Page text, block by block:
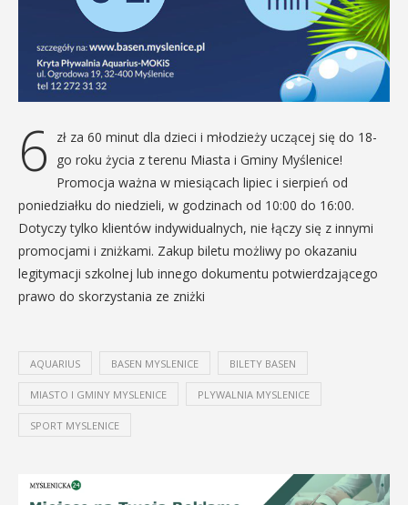
6
zł za 60 minut dla dzieci i młodzieży uczącej się do 18-
go roku życia z terenu Miasta i Gminy Myślenice!
Promocja ważna w miesiącach lipiec i sierpień od
poniedziałku do niedzieli, w godzinach od 10:00 do 16:00.
Dotyczy tylko klientów indywidualnych, nie łączy się z innymi
promocjami i zniżkami. Zakup biletu możliwy po okazaniu
legitymacji szkolnej lub innego dokumentu potwierdzającego
prawo do skorzystania ze zniżki
AQUARIUS BASEN MYSLENICE BILETY BASEN
MIASTO I GMINY MYSLENICE PLYWALNIA MYSLENICE
SPORT MYSLENICE